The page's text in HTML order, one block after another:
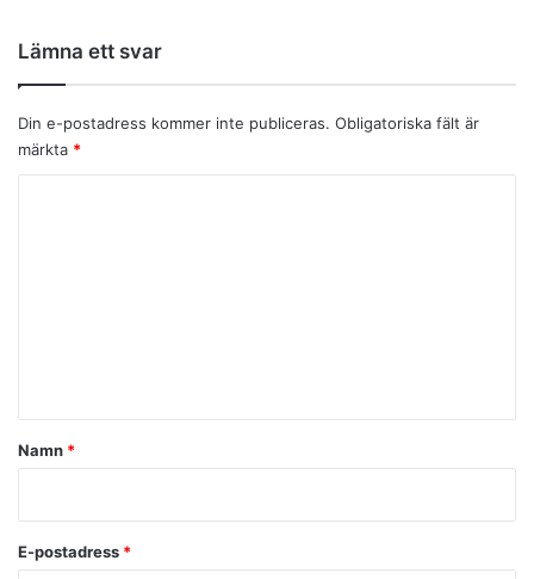
Lämna ett svar
Din e-postadress kommer inte publiceras. Obligatoriska fält är
märkta *
a
Namn *
E-postadress *